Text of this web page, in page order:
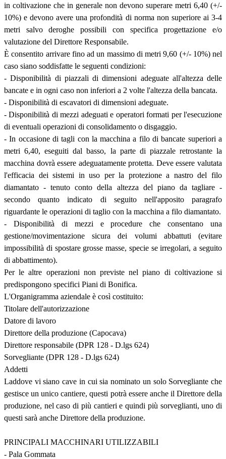
in coltivazione che in generale non devono superare metri 6,40 (+/-
10%) e devono avere una profondità di norma non superiore ai 3-4
metri salvo deroghe possibili con specifica progettazione e/o
valutazione del Direttore Responsabile.
È consentito arrivare fino ad un massimo di metri 9,60 (+/- 10%) nel
caso siano soddisfatte le seguenti condizioni:
- Disponibilità di piazzali di dimensioni adeguate all'altezza delle
bancate e in ogni caso non inferiori a 2 volte l'altezza della bancata.
- Disponibilità di escavatori di dimensioni adeguate.
- Disponibilità di mezzi adeguati e operatori formati per l'esecuzione
di eventuali operazioni di consolidamento o disgaggio.
- In occasione di tagli con la macchina a filo di bancate superiori a
metri 6,40, eseguiti dal basso, la parte di piazzale retrostante la
macchina dovrà essere adeguatamente protetta. Deve essere valutata
l'efficacia dei sistemi in uso per la protezione a nastro del filo
diamantato - tenuto conto della altezza del piano da tagliare -
secondo quanto indicato di seguito nell'apposito paragrafo
riguardante le operazioni di taglio con la macchina a filo diamantato.
- Disponibilità di mezzi e procedure che consentano una
gestione/movimentazione sicura dei volumi abbattuti (evitare
impossibilità di spostare grosse masse, specie se irregolari, a seguito
di abbattimento).
Per le altre operazioni non previste nel piano di coltivazione si
predispongono specifici Piani di Bonifica.
L'Organigramma aziendale è così costituito:
Titolare dell'autorizzazione
Datore di lavoro
Direttore della produzione (Capocava)
Direttore responsabile (DPR 128 - D.lgs 624)
Sorvegliante (DPR 128 - D.lgs 624)
Addetti
Laddove vi siano cave in cui sia nominato un solo Sorvegliante che
gestisce un unico cantiere, questi potrà essere anche il Direttore della
produzione, nel caso di più cantieri e quindi più sorveglianti, uno di
questi sarà anche Direttore della produzione.
PRINCIPALI MACCHINARI UTILIZZABILI
- Pala Gommata